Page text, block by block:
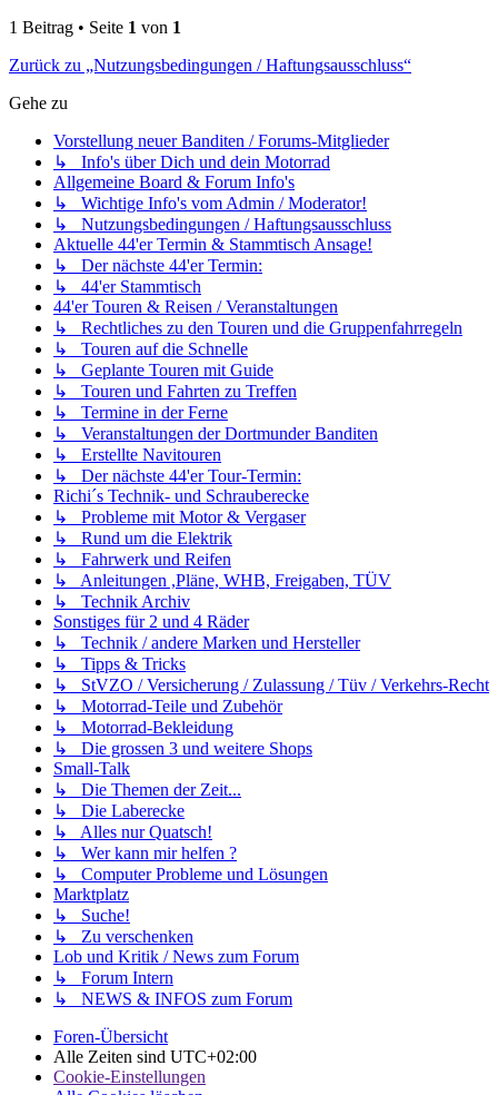
1 Beitrag • Seite 1 von 1
Zurück zu „Nutzungsbedingungen / Haftungsausschluss“
Gehe zu
Vorstellung neuer Banditen / Forums-Mitglieder
↳ Info's über Dich und dein Motorrad
Allgemeine Board & Forum Info's
↳ Wichtige Info's vom Admin / Moderator!
↳ Nutzungsbedingungen / Haftungsausschluss
Aktuelle 44'er Termin & Stammtisch Ansage!
↳ Der nächste 44'er Termin:
↳ 44'er Stammtisch
44'er Touren & Reisen / Veranstaltungen
↳ Rechtliches zu den Touren und die Gruppenfahrregeln
↳ Touren auf die Schnelle
↳ Geplante Touren mit Guide
↳ Touren und Fahrten zu Treffen
↳ Termine in der Ferne
↳ Veranstaltungen der Dortmunder Banditen
↳ Erstellte Navitouren
↳ Der nächste 44'er Tour-Termin:
Richi´s Technik- und Schrauberecke
↳ Probleme mit Motor & Vergaser
↳ Rund um die Elektrik
↳ Fahrwerk und Reifen
↳ Anleitungen ,Pläne, WHB, Freigaben, TÜV
↳ Technik Archiv
Sonstiges für 2 und 4 Räder
↳ Technik / andere Marken und Hersteller
↳ Tipps & Tricks
↳ StVZO / Versicherung / Zulassung / Tüv / Verkehrs-Recht
↳ Motorrad-Teile und Zubehör
↳ Motorrad-Bekleidung
↳ Die grossen 3 und weitere Shops
Small-Talk
↳ Die Themen der Zeit...
↳ Die Laberecke
↳ Alles nur Quatsch!
↳ Wer kann mir helfen ?
↳ Computer Probleme und Lösungen
Marktplatz
↳ Suche!
↳ Zu verschenken
Lob und Kritik / News zum Forum
↳ Forum Intern
↳ NEWS & INFOS zum Forum
Foren-Übersicht
Alle Zeiten sind UTC+02:00
Cookie-Einstellungen